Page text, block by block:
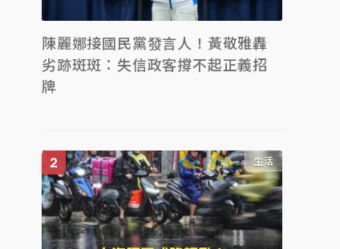
陳麗娜接國民黨發言人！黃敬雅轟
劣跡斑斑：失信政客撐不起正義招
牌
生活